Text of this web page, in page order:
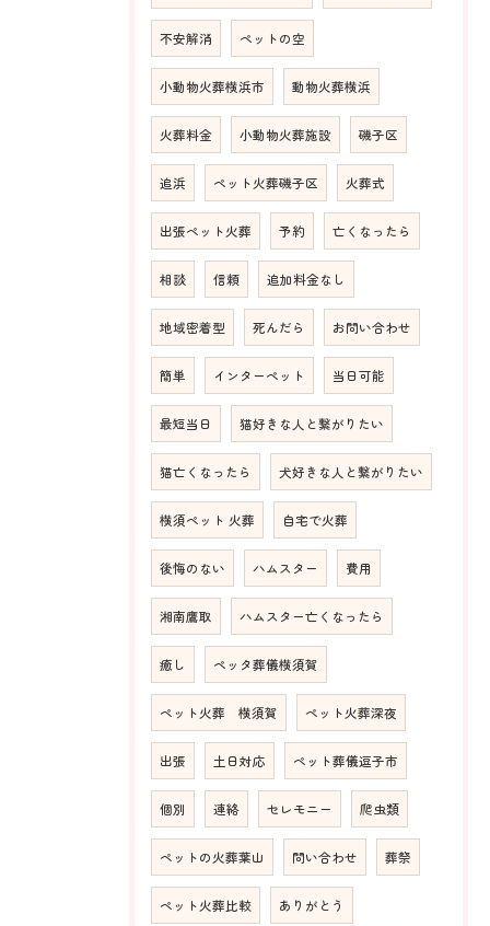
不安解消 ペットの空
小動物火葬横浜市 動物火葬横浜
火葬料金 小動物火葬施設 磯子区
追浜 ペット火葬磯子区 火葬式
出張ペット火葬 予約 亡くなったら
相談 信頼 追加料金なし
地域密着型 死んだら お問い合わせ
簡単 インターペット 当日可能
最短当日 猫好きな人と繋がりたい
猫亡くなったら 犬好きな人と繋がりたい
横須ペット 火葬 自宅で火葬
後悔のない ハムスター 費用
湘南鷹取 ハムスター亡くなったら
癒し ペッタ葬儀横須賀
ペット火葬 横須賀 ペット火葬深夜
出張 土日対応 ペット葬儀逗子市
個別 連絡 セレモニー 爬虫類
ペットの火葬葉山 問い合わせ 葬祭
ペット火葬比較 ありがとう